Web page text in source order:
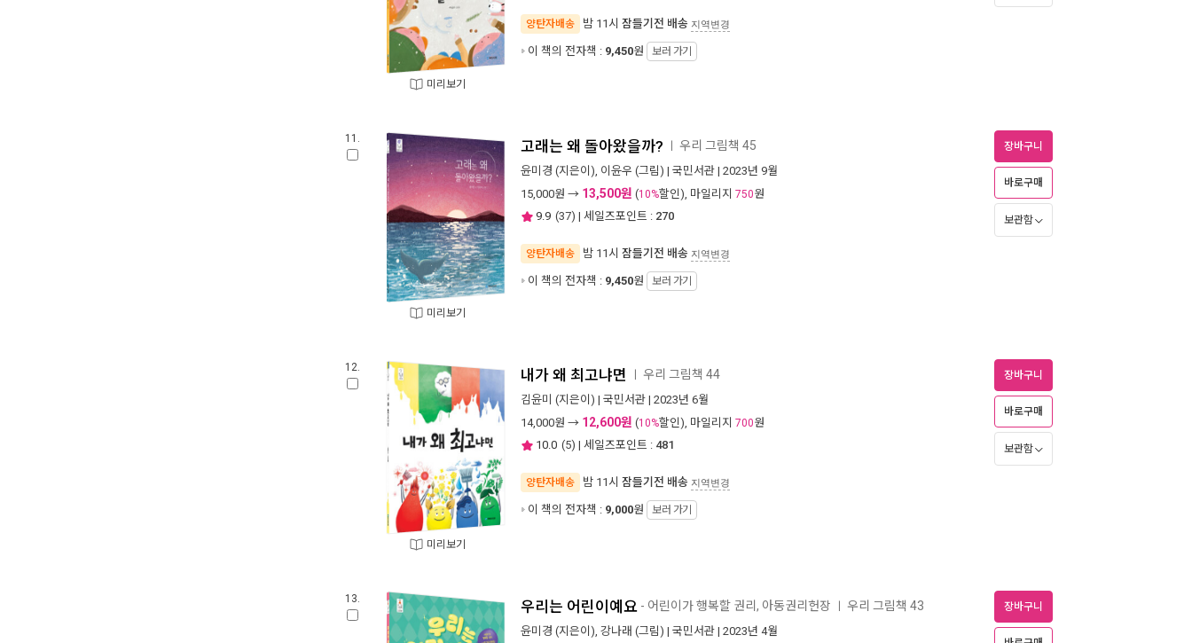
미리보기
양탄자배송 밤 11시 잠들기전 배송 지역변경
이 책의 전자책 : 9,450원 보러 가기
11.
미리보기
고래는 왜 돌아왔을까? 우리 그림책 45
윤미경 (지은이), 이윤우 (그림) | 국민서관 | 2023년 9월
15,000원 → 13,500원 (10%할인), 마일리지 750원
9.9 (37) | 세일즈포인트 : 270
양탄자배송 밤 11시 잠들기전 배송 지역변경
이 책의 전자책 : 9,450원 보러 가기
장바구니
바로구매
보관함
12.
미리보기
내가 왜 최고냐면 우리 그림책 44
김윤미 (지은이) | 국민서관 | 2023년 6월
14,000원 → 12,600원 (10%할인), 마일리지 700원
10.0 (5) | 세일즈포인트 : 481
양탄자배송 밤 11시 잠들기전 배송 지역변경
이 책의 전자책 : 9,000원 보러 가기
장바구니
바로구매
보관함
13. 우리는 어린이예요 - 어린이가 행복할 권리, 아동권리헌장 우리 그림책 43
윤미경 (지은이), 강나래 (그림) | 국민서관 | 2023년 4월
장바구니